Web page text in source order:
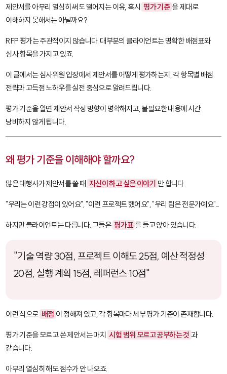
제안서를 아무리 열심히 써도 떨어지는 이유, 혹시 평가 기준 을 제대로
이해하지 못해서는 아닐까요?
RFP 평가는 주관적이지 않습니다. 대부분의 클라이언트는 명확한 배점표와
심사 항목을 가지고 있죠.
이 글에서는 심사위원 입장에서 제안서를 어떻게 평가하는지, 각 항목별 배점
전략과 고득점 노하우를 실전 중심으로 알려드립니다.
평가 기준을 알면 제안서 작성 방향이 명확해지고, 불필요한 내용에 시간
낭비하지 않게 됩니다.
왜 평가 기준을 이해해야 할까요?
많은 대행사가 제안서를 쓸 때 자신이 하고 싶은 이야기 만 합니다.
"우리는 이런 강점이 있어요", "이런 프로젝트 했어요", "우리 팀은 전문가예요"...
하지만 클라이언트는 다릅니다. 그들은 평가표 를 들고 앉아 있습니다.
"기술 역량 30점, 프로젝트 이해도 25점, 예산 적정성
20점, 실행 계획 15점, 레퍼런스 10점"
이런 식으로 배점 이 정해져 있고, 각 항목마다 세부 평가 기준이 존재합니다.
평가 기준을 모르고 쓴 제안서는 마치 시험 범위 모르고 공부하는 것 과
같습니다.
아무리 열심히 해도 점수가 안 나오죠.